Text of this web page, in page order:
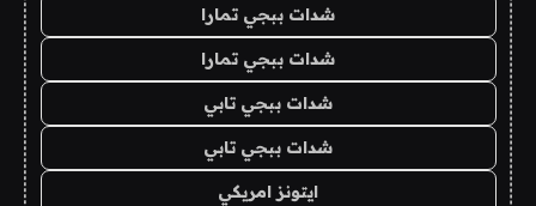
شدات ببجي تمارا
شدات ببجي تمارا
شدات ببجي تابي
شدات ببجي تابي
ايتونز امريكي